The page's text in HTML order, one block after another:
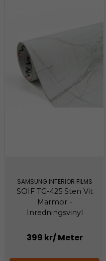
SAMSUNG INTERIOR FILMS
SOIF TG-425 Sten Vit
Marmor -
Inredningsvinyl
399 kr/ Meter